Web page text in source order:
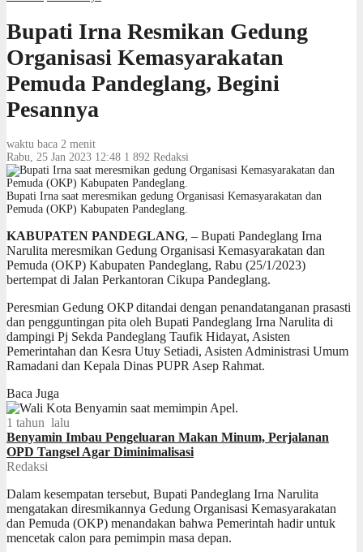
Bupati Irna Resmikan Gedung
Organisasi Kemasyarakatan
Pemuda Pandeglang, Begini
Pesannya
waktu baca 2 menit
Rabu, 25 Jan 2023 12:48 1 892 Redaksi
Bupati Irna saat meresmikan gedung Organisasi Kemasyarakatan dan
Pemuda (OKP) Kabupaten Pandeglang.
KABUPATEN PANDEGLANG, – Bupati Pandeglang Irna
Narulita meresmikan Gedung Organisasi Kemasyarakatan dan
Pemuda (OKP) Kabupaten Pandeglang, Rabu (25/1/2023)
bertempat di Jalan Perkantoran Cikupa Pandeglang.
Peresmian Gedung OKP ditandai dengan penandatanganan prasasti
dan pengguntingan pita oleh Bupati Pandeglang Irna Narulita di
dampingi Pj Sekda Pandeglang Taufik Hidayat, Asisten
Pemerintahan dan Kesra Utuy Setiadi, Asisten Administrasi Umum
Ramadani dan Kepala Dinas PUPR Asep Rahmat.
Baca Juga
1 tahun lalu
Benyamin Imbau Pengeluaran Makan Minum, Perjalanan
OPD Tangsel Agar Diminimalisasi
Redaksi
Dalam kesempatan tersebut, Bupati Pandeglang Irna Narulita
mengatakan diresmikannya Gedung Organisasi Kemasyarakatan
dan Pemuda (OKP) menandakan bahwa Pemerintah hadir untuk
mencetak calon para pemimpin masa depan.